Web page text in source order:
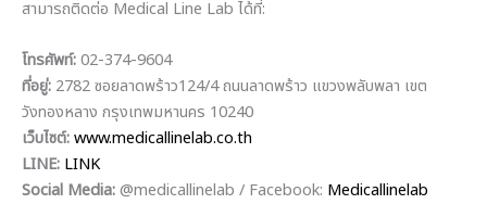
สามารถติดต่อ Medical Line Lab ได้ที่:
โทรศัพท์:02-374-9604
ที่อยู่: 2782 ซอยลาดพร้าว124/4 ถนนลาดพร้าว แขวงพลับพลา เขต
วังทองหลาง กรุงเทพมหานคร 10240
เว็บไซต์:www.medicallinelab.co.th
LINE: LINK
Social Media:@medicallinelab / Facebook: Medicallinelab